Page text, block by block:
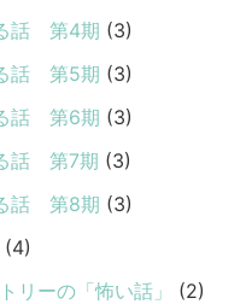
話 第4期 (3)
話 第5期 (3)
話 第6期 (3)
話 第7期 (3)
話 第8期 (3)
(4)
リーの「怖い話」
(2)